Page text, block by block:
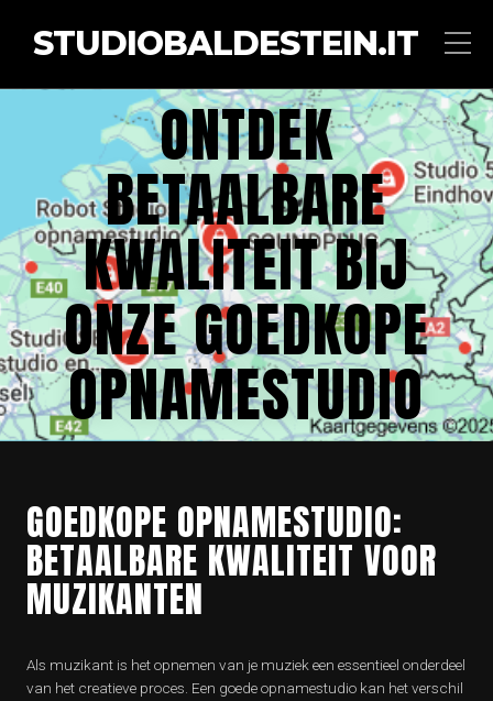
STUDIOBALDESTEIN.IT
ONTDEK
BETAALBARE
KWALITEIT BIJ
ONZE GOEDKOPE
OPNAMESTUDIO
GOEDKOPE OPNAMESTUDIO:
BETAALBARE KWALITEIT VOOR
MUZIKANTEN
Als muzikant is het opnemen van je muziek een essentieel onderdeel
van het creatieve proces. Een goede opnamestudio kan het verschil